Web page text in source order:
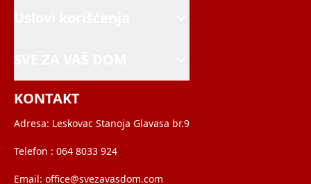
KONTAKT
Adresa: Leskovac Stanoja Glavasa br.9
Telefon : 064 8033 924
Email: office@svezavasdom.com